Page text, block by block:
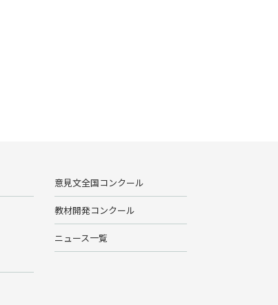
意見文全国コンクール
教材開発コンクール
ニュース一覧